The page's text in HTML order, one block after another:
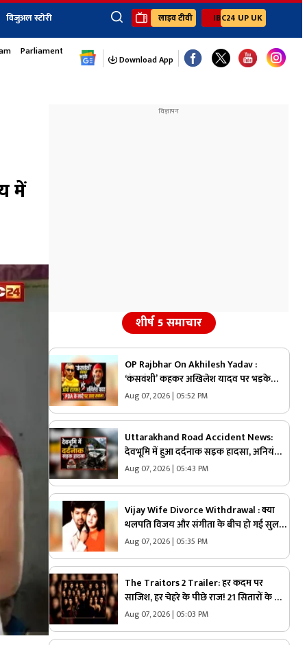
विजुअल स्टोरी
×
जॉब्स न्यूज Youtube Channels
Ibc24 Jankarwan
लाइव टीवी IBC24 UP UK
Parliament Monsoon Session
Download App
में
शीर्ष 5 समाचार
OP Rajbhar On Akhilesh Yadav :
‘कंसवंशी’ कहकर अखिलेश यादव पर भड़के
ओपी राजभर! गाजीपुर-अमेठी की घटनाओं का
Aug 07, 2026 | 05:52 PM
Uttarakhand Road Accident News:
देवभूमि में हुआ दर्दनाक सड़क हादसा, अनियंत्रित
होकर खाई में गिरी बोलेरो, एक ही परिवार के
Aug 07, 2026 | 05:43 PM
Vijay Wife Divorce Withdrawal : क्या
थलपति विजय और संगीता के बीच हो गई सुलह?
पत्नी ने लिया यू-टर्न, कोर्ट से वापस ली तलाक की
Aug 07, 2026 | 05:35 PM
The Traitors 2 Trailer: हर कदम पर
साजिश, हर चेहरे के पीछे राज! 21 सितारों के बीच
छिपा है एक मास्टरमाइंड, करण के शो के ट्रेलर ने
Aug 07, 2026 | 05:03 PM